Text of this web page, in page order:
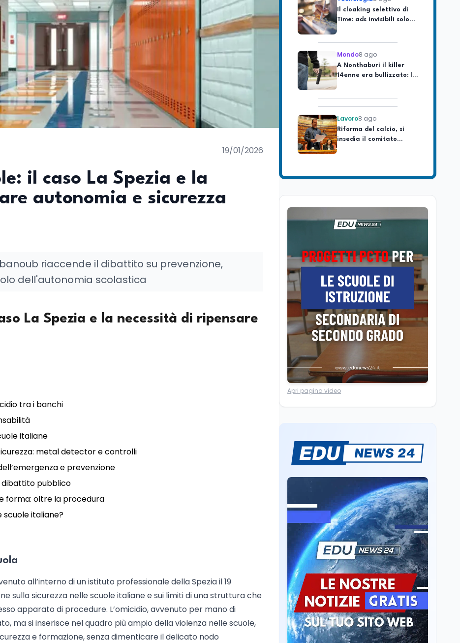
19/01/2026
il caso La Spezia e la
autonomia e sicurezza
riaccende il dibattito su prevenzione,
dell'autonomia scolastica
La Spezia e la necessità di ripensare
tra i banchi
italiane
metal detector e controlli
e prevenzione
dibattito pubblico
forma: oltre la procedura
scuole italiane?
all’interno di un istituto professionale della Spezia il 19
sulla sicurezza nelle scuole italiane e sui limiti di una struttura che
apparato di procedure. L’omicidio, avvenuto per mano di
ma si inserisce nel quadro più ampio della violenza nelle scuole,
e formazione, senza dimenticare il delicato nodo
Time: ads invisibili solo
per i chatbot AI
Mondo8 ago
A Nonthaburi il killer
14enne era bullizzato: la
CZ-75 era del nonno
Lavoro8 ago
Riforma del calcio, si
insedia il comitato
ristretto al Senato. La
dei minatori morti a
Marcinelle nel 1956
Università statali, il
la firma della ministra
Bernini sul decreto
Il cloaking selettivo di
Time: ads invisibili solo
per i chatbot AI
Mondo8 ago
A Nonthaburi il killer
Lavoro8 ago
Riforma del calcio, si
Mario Occhiuto
L'8 agosto è la Giornata
europea in memoria
Istituita dal Parlamento
di Strasburgo in ricordo
dei minatori morti a
Marcinelle nel 1956
Università8 ago
Università statali, il
Fondo ordinario 2026
sale a 9,415 miliardi, c'è
la firma della ministra
Bernini sul decreto
Tecnologia8 ago
Il cloaking selettivo di
Time: ads invisibili solo
per i chatbot AI
Mondo8 ago
A Nonthaburi il killer
14enne era bullizzato: la
CZ-75 era del nonno
Apri pagina video